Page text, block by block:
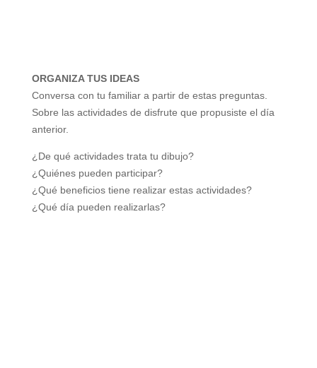
ORGANIZA TUS IDEAS
Conversa con tu familiar a partir de estas preguntas.
Sobre las actividades de disfrute que propusiste el día
anterior.
¿De qué actividades trata tu dibujo?
¿Quiénes pueden participar?
¿Qué beneficios tiene realizar estas actividades?
¿Qué día pueden realizarlas?